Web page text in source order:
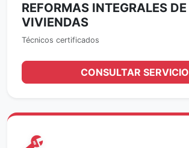
REFORMAS INTEGRALES DE
VIVIENDAS
Técnicos certificados
CONSULTAR SERVICIO